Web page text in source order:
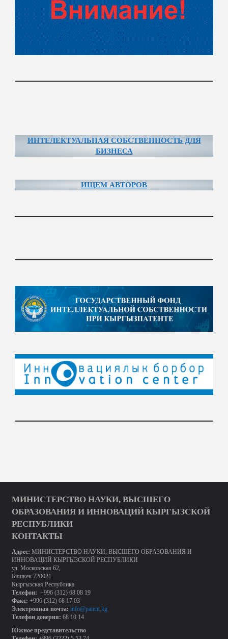
ИНТЕЛЕКТУАЛЬНАЯ СОБСТВЕННОСТЬ ДЛЯ
БИЗНЕСА
ИЩЕМ АВТОРОВ
МИНИСТЕРСТВО НАУКИ, ВЫСШЕГО
ОБРАЗОВАНИЯ И ИННОВАЦИЙ КЫРГЫЗСКОЙ
РЕСПУБЛИКИ
КОНТАКТЫ
Адрес: МИНИСТЕРСТВО НАУКИ, ВЫСШЕГО ОБРАЗОВАНИЯ И
ИННОВАЦИЙ КЫРГЫЗСКОЙ РЕСПУБЛИКИ
ул. Московская 62,
Бишкек 720021
Кыргызская Республика
Телефон: +996 (312) 68 08 19
Факс: +996 (312) 68 17 03
Электронная почта: info@patent.kg
Телефон доверия: 68 10 14
Южное представительство